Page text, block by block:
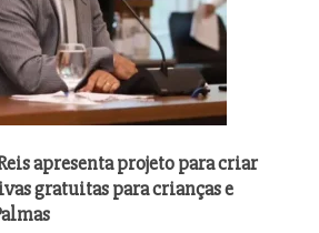
apresenta projeto para criar
gratuitas para crianças e